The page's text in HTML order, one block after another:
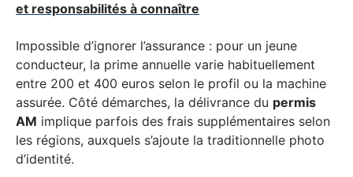
et responsabilités à connaître
Impossible d’ignorer l’assurance : pour un jeune
conducteur, la prime annuelle varie habituellement
entre 200 et 400 euros selon le profil ou la machine
assurée. Côté démarches, la délivrance du permis
AM implique parfois des frais supplémentaires selon
les régions, auxquels s’ajoute la traditionnelle photo
d’identité.